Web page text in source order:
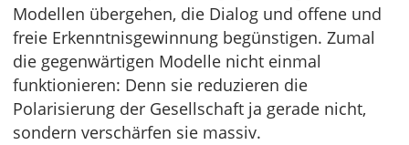
Modellen übergehen, die Dialog und offene und
freie Erkenntnisgewinnung begünstigen. Zumal
die gegenwärtigen Modelle nicht einmal
funktionieren: Denn sie reduzieren die
Polarisierung der Gesellschaft ja gerade nicht,
sondern verschärfen sie massiv.